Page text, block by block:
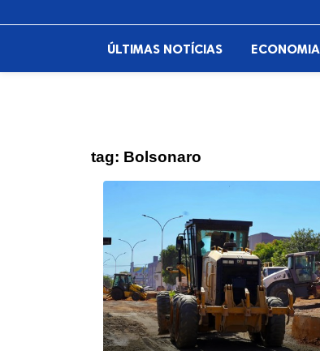
ÚLTIMAS NOTÍCIAS ECONOMIA
tag: Bolsonaro